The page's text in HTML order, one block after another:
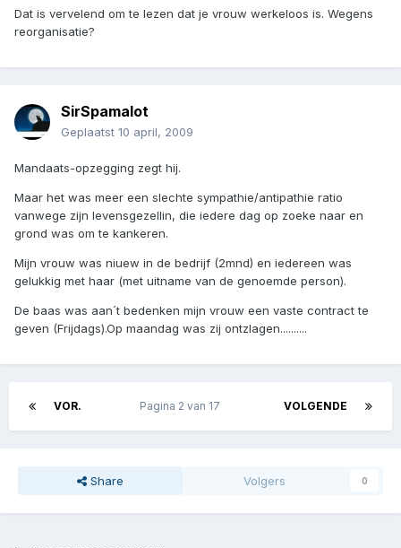
Dat is vervelend om te lezen dat je vrouw werkeloos is. Wegens
reorganisatie?
SirSpamalot
Geplaatst 10 april, 2009
Mandaats-opzegging zegt hij.
Maar het was meer een slechte sympathie/antipathie ratio
vanwege zijn levensgezellin, die iedere dag op zoeke naar en
grond was om te kankeren.
Mijn vrouw was niuew in de bedrijf (2mnd) en iedereen was
gelukkig met haar (met uitname van de genoemde person).
De baas was aan´t bedenken mijn vrouw een vaste contract te
geven (Frijdags).Op maandag was zij ontzlagen..........
VOR. VOLGENDE
Pagina 2 van 17
Share Volgers 0